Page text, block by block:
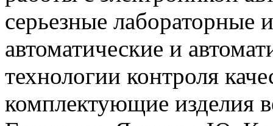
серьезные лабораторные
автоматические и
технологии контроля
комплектующие изделия